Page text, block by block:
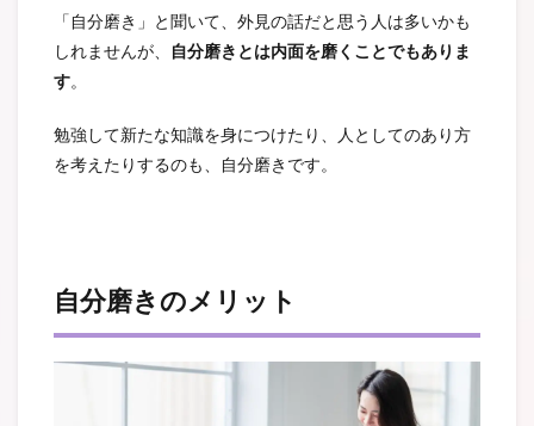
「自分磨き」と聞いて、外見の話だと思う人は多いかも
しれませんが、
自分磨きとは内面を磨くことでもありま
す。
勉強して新たな知識を身につけたり、人としてのあり方
を考えたりするのも、自分磨きです。
自分磨きのメリット